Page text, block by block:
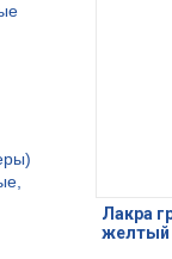
Лакра
желтый